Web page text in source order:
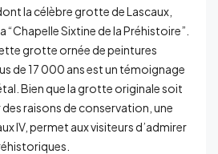
la célèbre grotte de Lascaux,
Sixtine de la Préhistoire”.
grotte ornée de peintures
de 17 000 ans est un témoignage
Bien que la grotte originale soit
raisons de conservation, une
IV, permet aux visiteurs d’admirer